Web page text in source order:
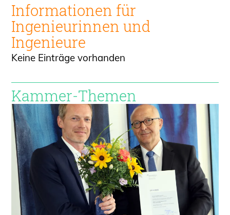
Informationen für
Ingenieurinnen und
Ingenieure
Keine Einträge vorhanden
Kammer-Themen